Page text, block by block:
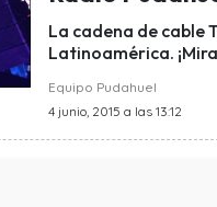
La cadena de cable
Latinoamérica.
Equipo Pudahuel
4 junio, 2015 a las 13:12